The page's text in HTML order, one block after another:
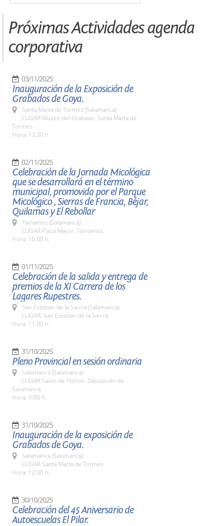
Próximas Actividades agenda
corporativa
03/11/2025
Inauguración de la Exposición de
Grabados de Goya.
Santa Marta de Tormes (Salamanca)
LUGAR Museo del Grabado. Santa Marta de
Tormes
Hora: 12,30 h.
02/11/2025
Celebración de la Jornada Micológica
que se desarrollará en el término
municipal, promovida por el Parque
Micológico , Sierras de Francia, Béjar,
Quilamas y El Rebollar
Tamames (Salamanca)
LUGAR Plaza Mayor. Tamames.
Hora: 10,00 h.
01/11/2025
Celebración de la salida y entrega de
premios de la XI Carrera de los
Lagares Rupestres.
San Esteban de la Sierra (Salamanca)
LUGAR: San Esteban de la Sierra.
Hora: 11,00 h.
31/10/2025
Pleno Provincial en sesión ordinaria
Salamanca (Salamanca)
LUGAR Salón de Plenos. Diputación de
Salamanca.
Hora: 9:00 h.
31/10/2025
Inauguración de la exposición de
Grabados de Goya.
Salamanca (Salamanca)
LUGAR Santa Marta de Tormes
Hora: 12:00 h.
30/10/2025
Celebración del 45 Aniversario de
Autoescuelas El Pilar.